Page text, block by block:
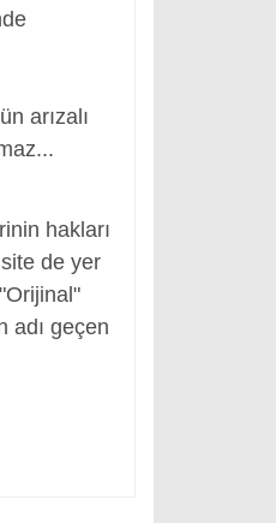
arızalı
hakları
de yer
adı geçen